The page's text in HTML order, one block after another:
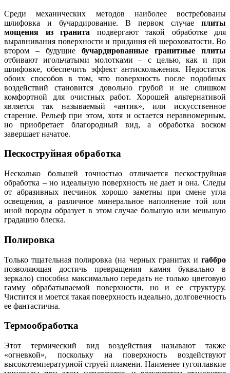
Среди механических методов наиболее востребованы
шлифовка и бучардирование. В первом случае плиты
мощения из гранита подвергают такой обработке для
выравнивания поверхности и придания ей шероховатости. Во
втором – будущие бучардированные гранитные плиты
отбивают игольчатыми молотками – с целью, как и при
шлифовке, обеспечить эффект антискольжения. Недостаток
обоих способов в том, что поверхность после подобных
воздействий становится довольно грубой и не слишком
комфортной для очистных работ. Хорошей альтернативой
является так называемый «антик», или искусственное
старение. Рельеф при этом, хотя и остается неравномерным,
но приобретает благородный вид, а обработка воском
завершает начатое.
Пескоструйная обработка
Несколько большей точностью отличается пескоструйная
обработка – но идеальную поверхность не дает и она. Следы
от абразивных песчинок хорошо заметны при смене угла
освещения, а различное минеральное наполнение той или
иной породы образует в этом случае большую или меньшую
градацию блеска.
Полировка
Только тщательная полировка (на черных гранитах и габбро
позволяющая достичь превращения камня буквально в
зеркало) способна максимально передать не только цветовую
гамму обрабатываемой поверхности, но и ее структуру.
Чистится и моется такая поверхность идеально, долговечность
ее фантастична.
Термообработка
Этот термический вид воздействия называют также
«огневкой», поскольку на поверхность воздействуют
высокотемпературной струей пламени. Наименее тугоплавкие